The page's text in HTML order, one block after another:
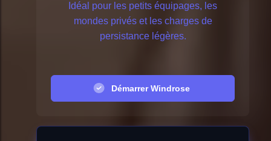
Idéal pour les petits équipages, les
mondes privés et les charges de
persistance légères.
Démarrer Windrose